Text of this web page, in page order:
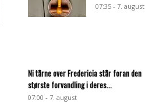
07:35 - 7. august
Ni tårne over Fredericia står foran den
største forvandling i deres...
07:00 - 7. august